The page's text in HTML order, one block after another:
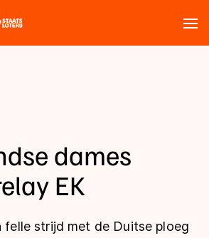
dames
EK
felle strijd met de Duitse ploeg